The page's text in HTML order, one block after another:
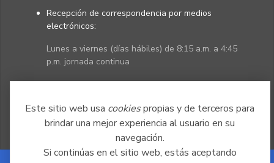
Este sitio web usa cookiespropias y de terceros para
brindar una mejor experiencia al usuario en su
navegación.
Si continúas en el sitio web, estás aceptando
Recepción de correspondencia por medios
electrónicos:
Lunes a viernes (días hábiles) de 8:15 a.m. a 4:45
p.m. jornada continua